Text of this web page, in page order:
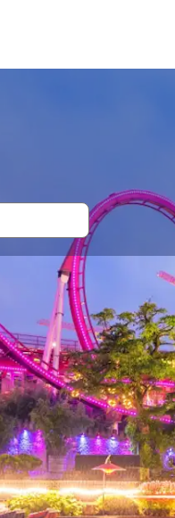
Eintritt und
und Führungen